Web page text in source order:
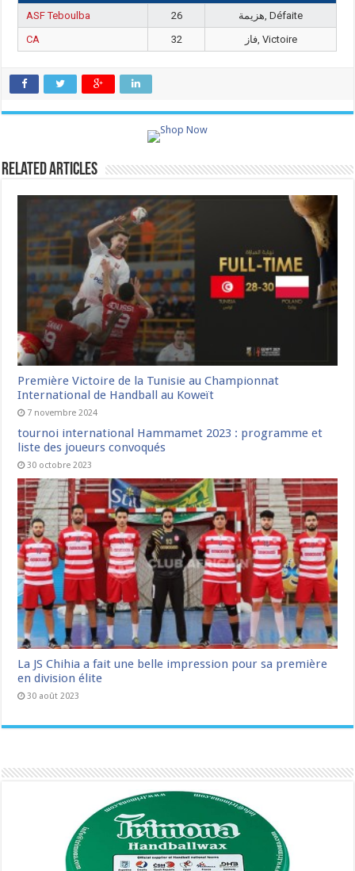
ASF Teboulba 26
هزيمة, Défaite
CA
32 فاز, Victoire
Related Articles
Première Victoire de la Tunisie au Championnat
International de Handball au Koweït
7 novembre 2024
tournoi international Hammamet 2023 : programme et
liste des joueurs convoqués
30 octobre 2023
La JS Chihia a fait une belle impression pour sa première
en division élite
30 août 2023